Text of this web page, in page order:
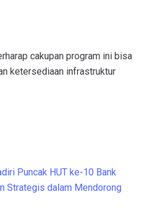
cakupan program ini bisa
ketersediaan infrastruktur
Puncak HUT ke-10 Bank
Strategis dalam Mendorong